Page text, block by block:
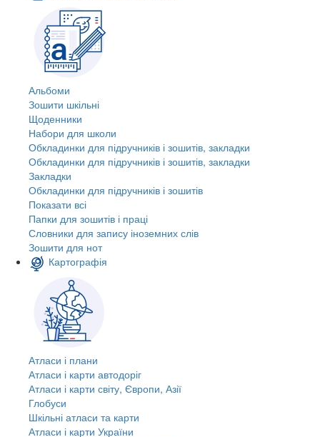
Альбоми
Зошити шкільні
Щоденники
Набори для школи
Обкладинки для підручників і зошитів, закладки
Обкладинки для підручників і зошитів, закладки
Закладки
Обкладинки для підручників і зошитів
Показати всі
Папки для зошитів і праці
Словники для запису іноземних слів
Зошити для нот
Картографія
Атласи і плани
Атласи і карти автодоріг
Атласи і карти світу, Європи, Азії
Глобуси
Шкільні атласи та карти
Атласи і карти України